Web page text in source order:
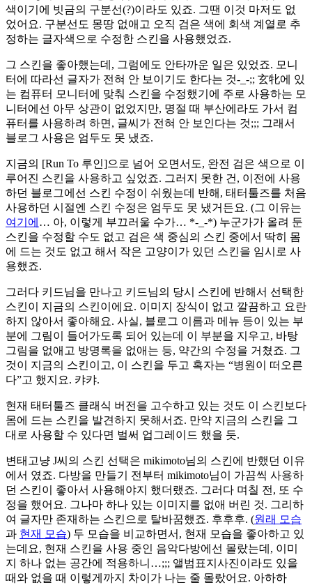
색이기에 빗금의 구분선(?)이라도 있죠. 그땐 이것 마저도 없
었어요. 구분선도 몽땅 없애고 오직 검은 색에 회색 계열로 추
정하는 글자색으로 수정한 스킨을 사용했었죠.
그 스킨을 좋아했는데, 그럼에도 안타까운 일은 있었죠. 모니
터에 따라선 글자가 전혀 안 보이기도 한다는 것-_-;; 玄牝에 있
는 컴퓨터 모니터에 맞춰 스킨을 수정했기에 주로 사용하는 모
니터에선 아무 상관이 없었지만, 명절 때 부산에라도 가서 컴
퓨터를 사용하려 하면, 글씨가 전혀 안 보인다는 것;;; 그래서
블로그 사용은 엄두도 못 냈죠.
지금의 [Run To 루인]으로 넘어 오면서도, 완전 검은 색으로 이
루어진 스킨을 사용하고 싶었죠. 그러지 못한 건, 이전에 사용
하던 블로그에선 스킨 수정이 쉬웠는데 반해, 태터툴즈를 처음
사용하던 시절엔 스킨 수정은 엄두도 못 냈거든요. (그 이유는
여기에 … 아, 이렇게 부끄러울 수가… *-_-*) 누군가가 올려 둔
스킨을 수정할 수도 없고 검은 색 중심의 스킨 중에서 딱히 몸
에 드는 것도 없고 해서 작은 고양이가 있던 스킨을 임시로 사
용했죠.
그러다 키드님을 만나고 키드님의 당시 스킨에 반해서 선택한
스킨이 지금의 스킨이에요. 이미지 장식이 없고 깔끔하고 요란
하지 않아서 좋아해요. 사실, 블로그 이름과 메뉴 등이 있는 부
분에 그림이 들어가도록 되어 있는데 이 부분을 지우고, 바탕
그림을 없애고 방명록을 없애는 등, 약간의 수정을 거쳤죠. 그
것이 지금의 스킨이고, 이 스킨을 두고 혹자는 “병원이 떠오른
다”고 했지요. 캬캬.
현재 태터툴즈 클래식 버전을 고수하고 있는 것도 이 스킨보다
몸에 드는 스킨을 발견하지 못해서죠. 만약 지금의 스킨을 그
대로 사용할 수 있다면 벌써 업그레이드 했을 듯.
변태고냥 J씨의 스킨 선택은 mikimoto님의 스킨에 반했던 이유
에서 였죠. 다방을 만들기 전부터 mikimoto님이 가끔씩 사용하
던 스킨이 좋아서 사용해야지 했더랬죠. 그러다 며칠 전, 또 수
정을 했어요. 그나마 하나 있는 이미지를 없애 버린 것. 그리하
여 글자만 존재하는 스킨으로 탈바꿈했죠. 후후후. (원래 모습
과 현재 모습) 두 모습을 비교하면서, 현재 모습을 좋아하고 있
는데요, 현재 스킨을 사용 중인 음악다방에선 몰랐는데, 이미
지 하나 없는 공간에 적용하니…;;; 앨범표지사진이라도 있을
때와 없을 때 이렇게까지 차이가 나는 줄 몰랐어요. 아하하